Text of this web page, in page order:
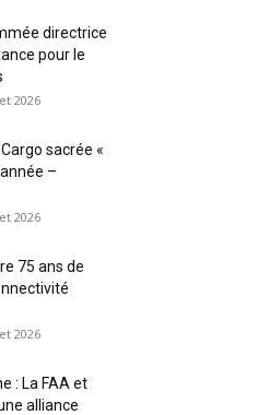
directrice
pour le
2026
sacrée «
–
2026
75 ans de
2026
: La FAA et
alliance